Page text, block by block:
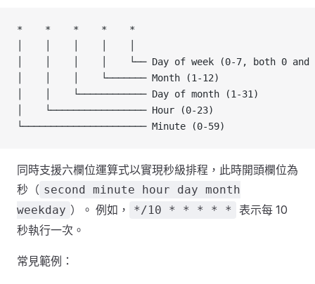
*    *    *    *    *
│    │    │    │    └── Day of week (0-7, both 0 and
│    │    │    └─────── Month (1-12)
│    │    └──────────── Day of month (1-31)
│    └───────────────── Hour (0-23)
└────────────────────── Minute (0-59)
同時支援六欄位運算式以實現秒級排程，此時開頭欄位為
秒（ second minute hour day month
weekday ）。 例如， */10 * * * * *
表示每 10
秒執行一次。
常見範例：